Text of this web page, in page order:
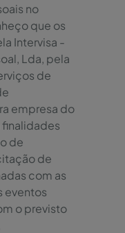
no
que os
Intervisa -
Lda, pela
de
empresa do
finalidades
de
de
com as
eventos
o previsto